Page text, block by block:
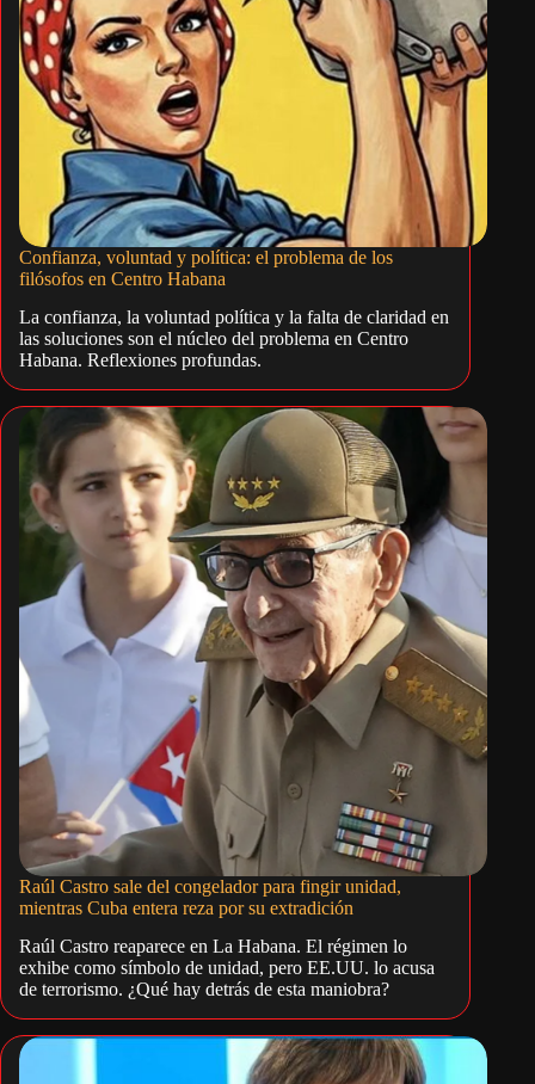
Confianza, voluntad y política: el problema de los
filósofos en Centro Habana
La confianza, la voluntad política y la falta de claridad en
las soluciones son el núcleo del problema en Centro
Habana. Reflexiones profundas.
Raúl Castro sale del congelador para fingir unidad,
mientras Cuba entera reza por su extradición
Raúl Castro reaparece en La Habana. El régimen lo
exhibe como símbolo de unidad, pero EE.UU. lo acusa
de terrorismo. ¿Qué hay detrás de esta maniobra?